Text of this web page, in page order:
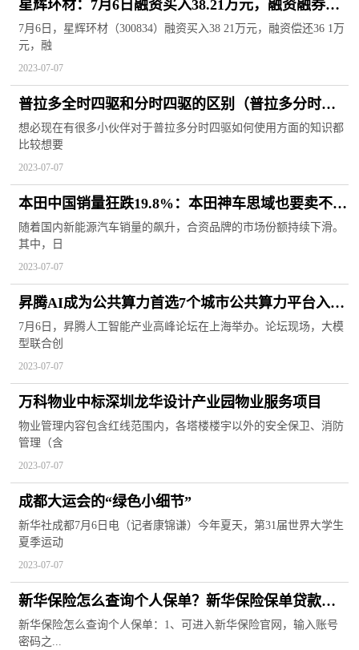
星辉环材：7月6日融资买入38.21万元，融资融券余
额3681.56万元
7月6日，星辉环材（300834）融资买入38 21万元，融资偿还36 1万
元，融
2023-07-07
普拉多全时四驱和分时四驱的区别（普拉多分时四
驱如何使用）
想必现在有很多小伙伴对于普拉多分时四驱如何使用方面的知识都
比较想要
2023-07-07
本田中国销量狂跌19.8%：本田神车思域也要卖不动
了
随着国内新能源汽车销量的飙升，合资品牌的市场份额持续下滑。
其中，日
2023-07-07
昇腾AI成为公共算力首选7个城市公共算力平台入选
新一代人工智能公共算力开放创新平台
7月6日，昇腾人工智能产业高峰论坛在上海举办。论坛现场，大模
型联合创
2023-07-07
万科物业中标深圳龙华设计产业园物业服务项目
物业管理内容包含红线范围内，各塔楼楼宇以外的安全保卫、消防
管理（含
2023-07-07
成都大运会的“绿色小细节”
新华社成都7月6日电（记者康锦谦）今年夏天，第31届世界大学生
夏季运动
2023-07-07
新华保险怎么查询个人保单？新华保险保单贷款利
息是多少？
新华保险怎么查询个人保单：1、可进入新华保险官网，输入账号
密码之...